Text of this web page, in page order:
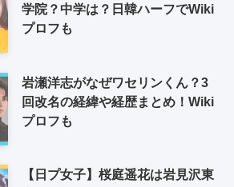
学院？中学は？日韓ハーフでWiki
プロフも
岩瀬洋志がなぜワセリンくん？3
回改名の経緯や経歴まとめ！Wiki
プロフも
【日プ女子】桜庭遥花は岩見沢東